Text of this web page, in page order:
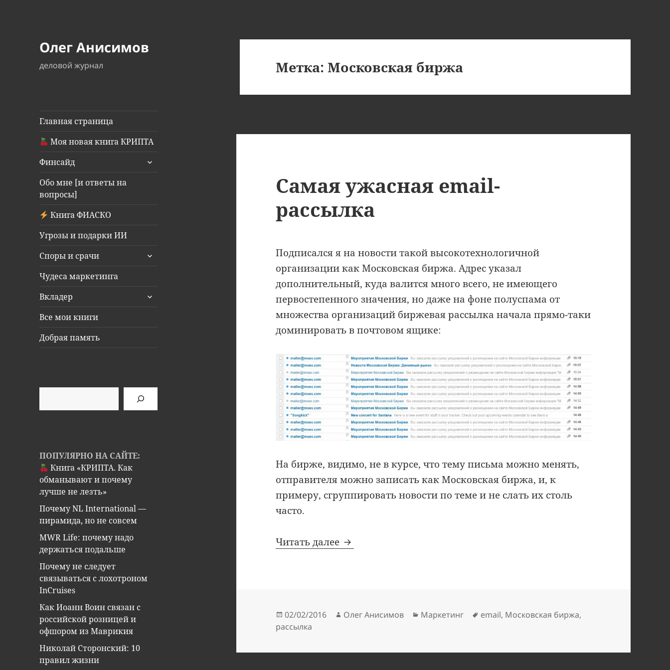
Олег Анисимов
деловой журнал
Главная страница
Моя новая книга КРИПТА
Финсайд
раскрыть
Обо мне [и ответы на
вопросы]
Книга ФИАСКО
Угрозы и подарки ИИ
Споры и срачи
раскрыть
Чудеса маркетинга
Вкладер
раскрыть
Все мои книги
Добрая память
ПОПУЛЯРНО НА САЙТЕ:
Книга «КРИПТА. Как
обманывают и почему
лучше не лезть»
Почему NL International —
пирамида, но не совсем
MWR Life: почему надо
держаться подальше
Почему не следует
связываться с лохотроном
InCruises
Как Иоанн Воин связан с
российской розницей и
офшором из Маврикия
Николай Сторонский: 10
правил жизни
Метка:Московская биржа
Самая ужасная email-
рассылка
Подписался я на новости такой высокотехнологичной
организации как Московская биржа. Адрес указал
дополнительный, куда валится много всего, не имеющего
первостепенного значения, но даже на фоне полуспама от
множества организаций биржевая рассылка начала прямо-таки
доминировать в почтовом ящике:
На бирже, видимо, не в курсе, что тему письма можно менять,
отправителя можно записать как Московская биржа, и, к
примеру, сгруппировать новости по теме и не слать их столь
часто.
Читать далее Самая ужасная email-рассылка
Опубликовано
02/02/2016 Автор
Олег Анисимов Рубрики
Маркетинг Метки
email, Московская биржа,
рассылка